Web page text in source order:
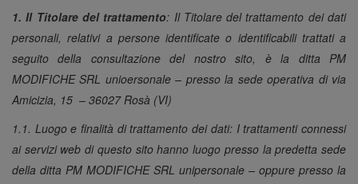
1. Il Titolare del trattamento: Il Titolare del trattamento dei dati
personali, relativi a persone identificate o identificabili trattati a
seguito della consultazione del nostro sito, è la ditta PM
MODIFICHE SRL unioersonale – presso la sede operativa di via
Amicizia, 15 – 36027 Rosà (VI)
1.1. Luogo e finalità di trattamento dei dati: I trattamenti connessi
ai servizi web di questo sito hanno luogo presso la predetta sede
della ditta PM MODIFICHE SRL unipersonale – oppure presso la